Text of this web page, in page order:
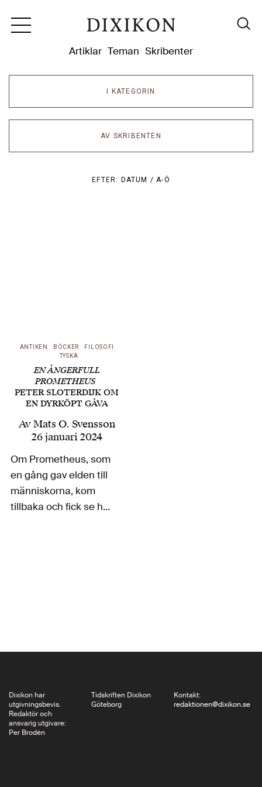
Artiklar Teman Skribenter
I KATEGORIN
AV SKRIBENTEN
EFTER: DATUM /A-Ö
ANTIKEN BÖCKER
FILOSOFI
TYSKA
EN ÅNGERFULL
PROMETHEUS
PETER SLOTERDIJK OM
EN DYRKÖPT GÅVA
AvMats O. Svensson
26 januari 2024
Om Prometheus, som
en gång gav elden till
människorna, kom
tillbaka och fick se hur
Dixikon har
utgivningsbevis.
Redaktör och
ansvarig utgivare:
Per Brodén
Tidskriften Dixikon
Göteborg
Kontakt:
redaktionen@dixikon.se